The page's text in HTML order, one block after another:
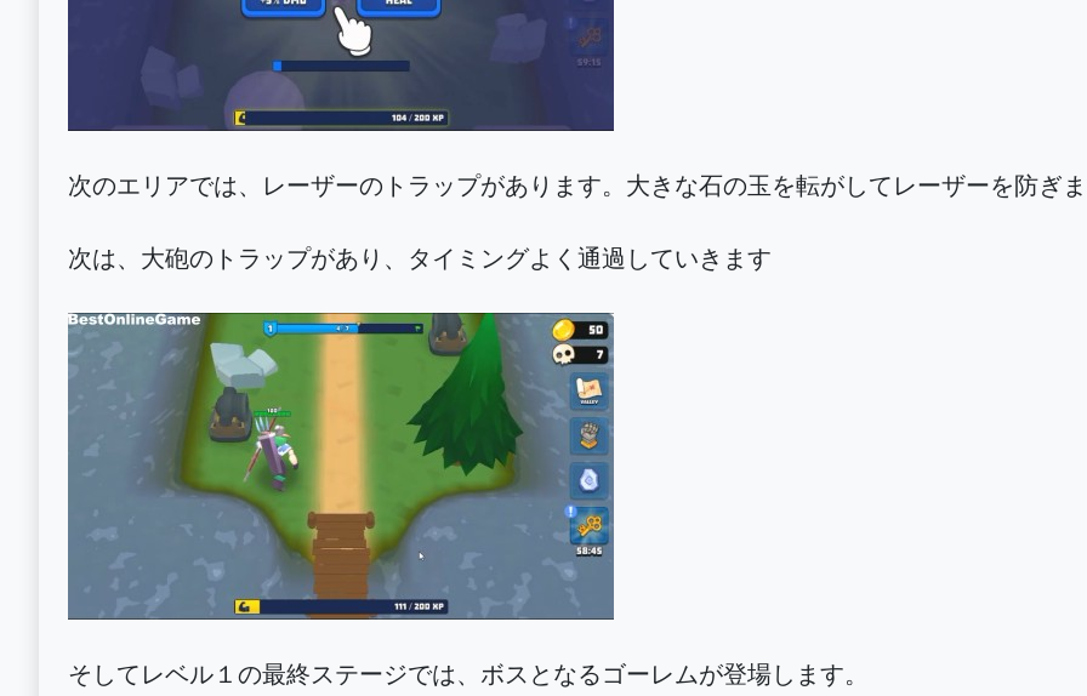
次のエリアでは、レーザーのトラップがあります。大きな石の玉を転がしてレーザーを防ぎ
次は、大砲のトラップがあり、タイミングよく通過していきます
そしてレベル１の最終ステージでは、ボスとなるゴーレムが登場します。